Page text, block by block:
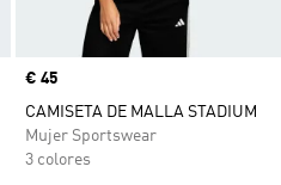
Precio
€ 45
CAMISETA DE MALLA STADIUM
Mujer Sportswear
3 colores